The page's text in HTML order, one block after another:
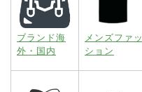
ブランド海
外・国内
メンズファッ
ション